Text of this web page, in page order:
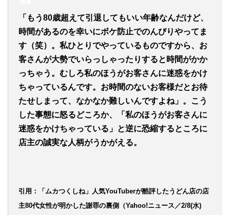
「もう80歳超えて引退してもいい年齢なんだけど、
時間があるのを幸いにボケ防止でのんびりやってま
す（笑）。私ひとりでやっているものですから、お
客さんが大勢でいらっしゃったりすると時間がかか
っちゃう。むしろ私のほうがお客さんに迷惑をかけ
ちゃっているんです。お時間のないお客様だとお待
たせしまって、なかなか難しいんですよね」。こう
した事態に怒るどころか、「私のほうがお客さんに
迷惑をかけちゃっている」と逆に恐縮するところに
店主の誠実な人柄がうかがえる。
引用：「ムカつくしね」人気YouTuberが酷評したうどん店の店
主80代女性が明かした謝罪の裏側（Yahoo!ニュース／2/8(水)